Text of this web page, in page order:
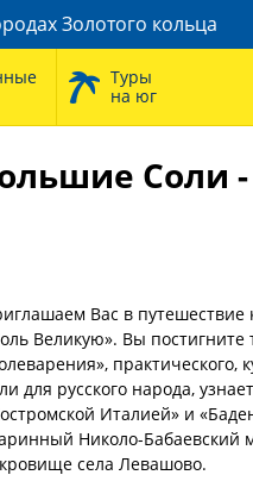
Золотого кольца
Туры
на юг
Соли
Вас в путешествие
Великую». Вы постигните
практического,
для русского народа,
Италией» и
Николо-Бабаевский
села Левашово.